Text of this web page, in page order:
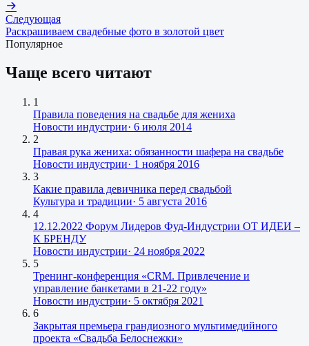
Следующая
Раскрашиваем свадебные фото в золотой цвет
Популярное
Чаще всего читают
1
Правила поведения на свадьбе для жениха
Новости индустрии· 6 июля 2014
2
Правая рука жениха: обязанности шафера на свадьбе
Новости индустрии· 1 ноября 2016
3
Какие правила девичника перед свадьбой
Культура и традиции· 5 августа 2016
4
12.12.2022 Форум Лидеров Фуд-Индустрии ОТ ИДЕИ –
К БРЕНДУ
Новости индустрии· 24 ноября 2022
5
Тренинг-конференция «CRM. Привлечение и
управление банкетами в 21-22 году»
Новости индустрии· 5 октября 2021
6
Закрытая премьера грандиозного мультимедийного
проекта «Свадьба Белоснежки»